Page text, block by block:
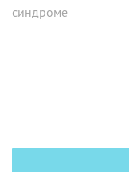
синдроме